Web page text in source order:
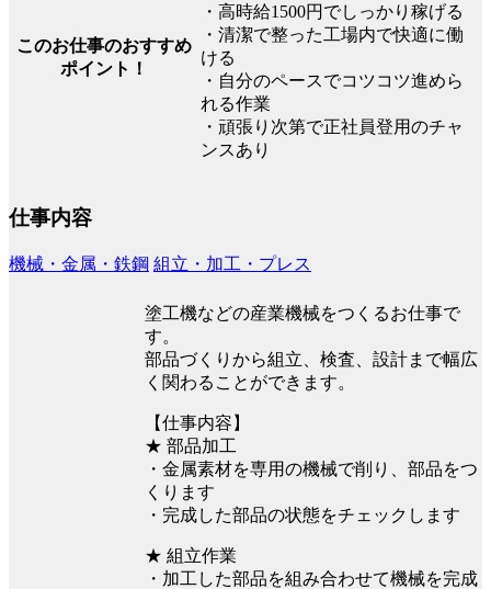
このお仕事のおすすめ
ポイント！
・高時給1500円でしっかり稼げる
・清潔で整った工場内で快適に働
ける
・自分のペースでコツコツ進めら
れる作業
・頑張り次第で正社員登用のチャ
ンスあり
仕事内容
機械・金属・鉄鋼 組立・加工・プレス
塗工機などの産業機械をつくるお仕事で
す。
部品づくりから組立、検査、設計まで幅広
く関わることができます。
【仕事内容】
★ 部品加工
・金属素材を専用の機械で削り、部品をつ
くります
・完成した部品の状態をチェックします
★ 組立作業
・加工した部品を組み合わせて機械を完成